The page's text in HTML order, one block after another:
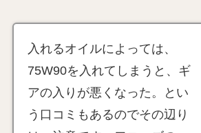
入れるオイルによっては、
75W90を入れてしまうと、ギ
アの入りが悪くなった。とい
う口コミもあるのでその辺り